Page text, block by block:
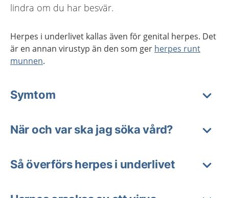
lindra om du har besvär.
Herpes i underlivet kallas även för genital herpes. Det
är en annan virustyp än den som ger herpes runt
munnen.
Symtom
När och var ska jag söka vård?
Så överförs herpes i underlivet